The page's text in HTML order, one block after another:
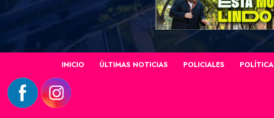
INICIO ÚLTIMAS NOTICIAS POLICIALES POLÍTICA